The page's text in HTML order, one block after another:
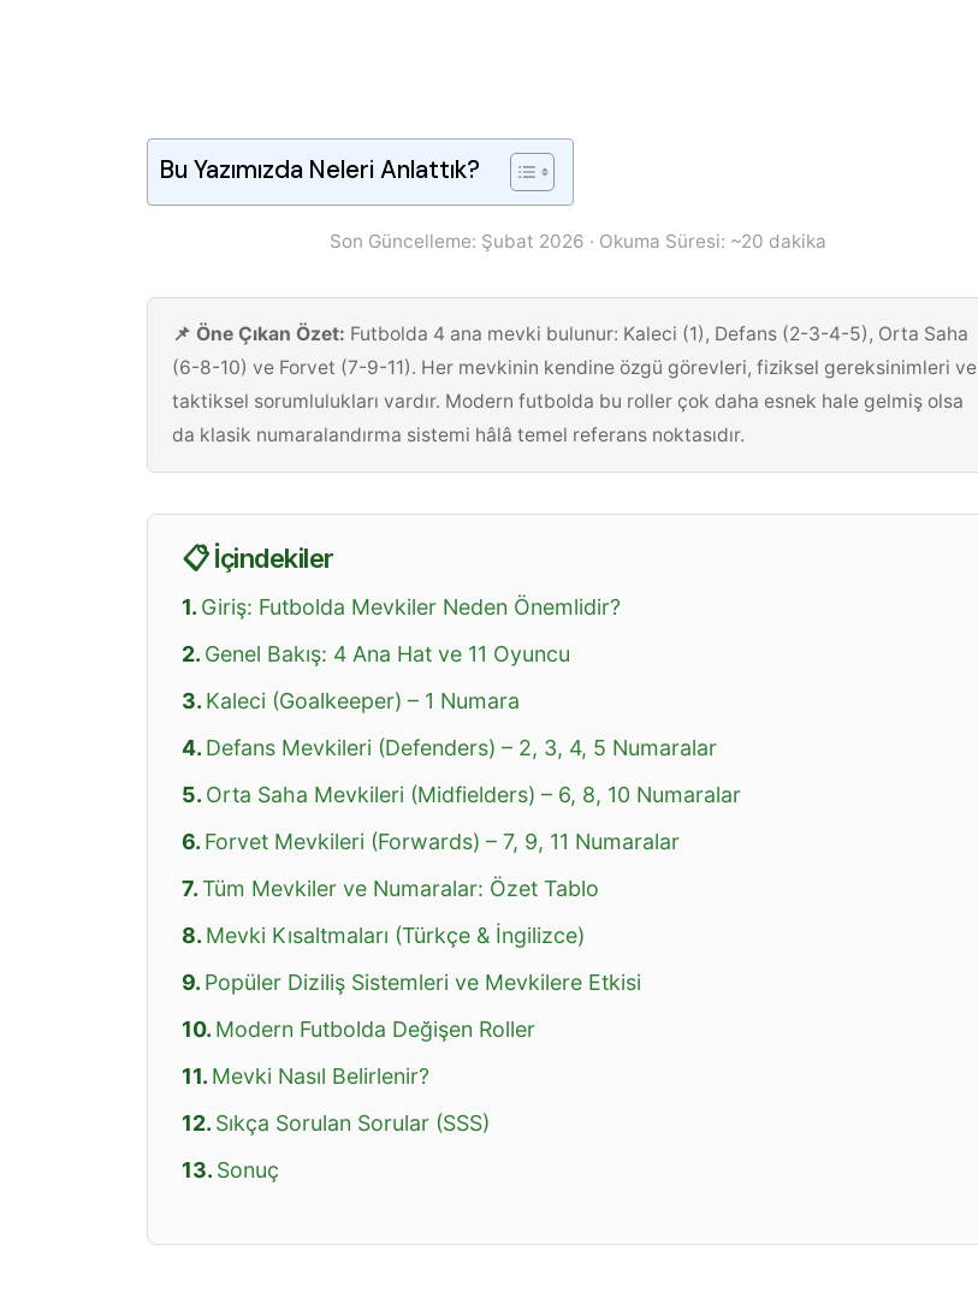
Bu Yazımızda Neleri Anlattık?
Son Güncelleme: Şubat 2026 · Okuma Süresi: ~20 dakika
📌 Öne Çıkan Özet: Futbolda 4 ana mevki bulunur: Kaleci (1), Defans (2-3-4-5), Orta Saha
(6-8-10) ve Forvet (7-9-11). Her mevkinin kendine özgü görevleri, fiziksel gereksinimleri ve
taktiksel sorumlulukları vardır. Modern futbolda bu roller çok daha esnek hale gelmiş olsa
da klasik numaralandırma sistemi hâlâ temel referans noktasıdır.
📋 İçindekiler
Giriş: Futbolda Mevkiler Neden Önemlidir?
Genel Bakış: 4 Ana Hat ve 11 Oyuncu
Kaleci (Goalkeeper) – 1 Numara
Defans Mevkileri (Defenders) – 2, 3, 4, 5 Numaralar
Orta Saha Mevkileri (Midfielders) – 6, 8, 10 Numaralar
Forvet Mevkileri (Forwards) – 7, 9, 11 Numaralar
Tüm Mevkiler ve Numaralar: Özet Tablo
Mevki Kısaltmaları (Türkçe & İngilizce)
Popüler Diziliş Sistemleri ve Mevkilere Etkisi
Modern Futbolda Değişen Roller
Mevki Nasıl Belirlenir?
Sıkça Sorulan Sorular (SSS)
Sonuç